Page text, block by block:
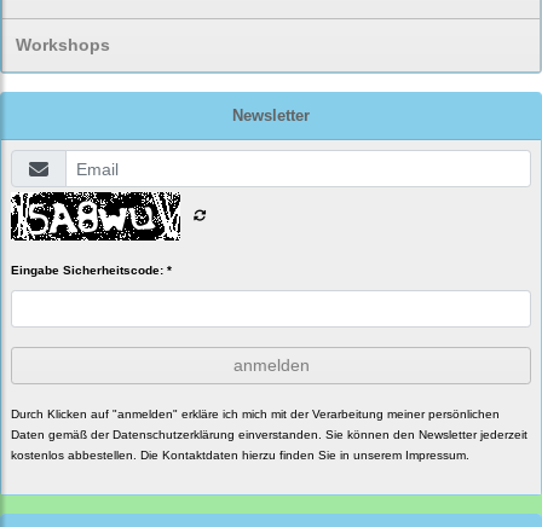
Workshops
Newsletter
Eingabe Sicherheitscode: *
anmelden
Durch Klicken auf "anmelden" erkläre ich mich mit der Verarbeitung meiner persönlichen
Daten gemäß der Datenschutzerklärung einverstanden. Sie können den Newsletter jederzeit
kostenlos abbestellen. Die Kontaktdaten hierzu finden Sie in unserem Impressum.